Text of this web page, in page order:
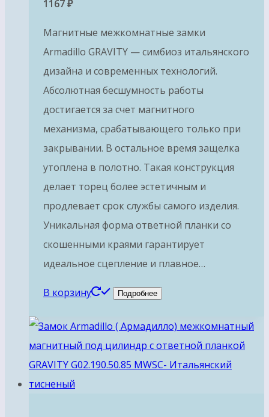
1167₽
Магнитные межкомнатные замки
Armadillo GRAVITY — симбиоз итальянского
дизайна и современных технологий.
Абсолютная бесшумность работы
достигается за счет магнитного
механизма, срабатывающего только при
закрывании. В остальное время защелка
утоплена в полотно. Такая конструкция
делает торец более эстетичным и
продлевает срок службы самого изделия.
Уникальная форма ответной планки со
скошенными краями гарантирует
идеальное сцепление и плавное…
В корзину Подробнее